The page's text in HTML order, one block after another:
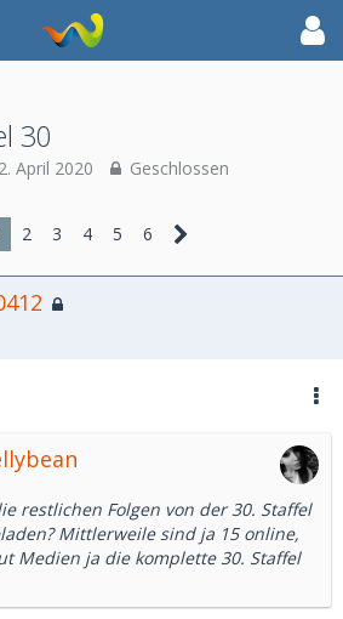
30
2. April 2020 Geschlossen
2 3 4 5 6
restlichen Folgen von der 30. Staffel
Mittlerweile sind ja 15 online,
Medien ja die komplette 30. Staffel